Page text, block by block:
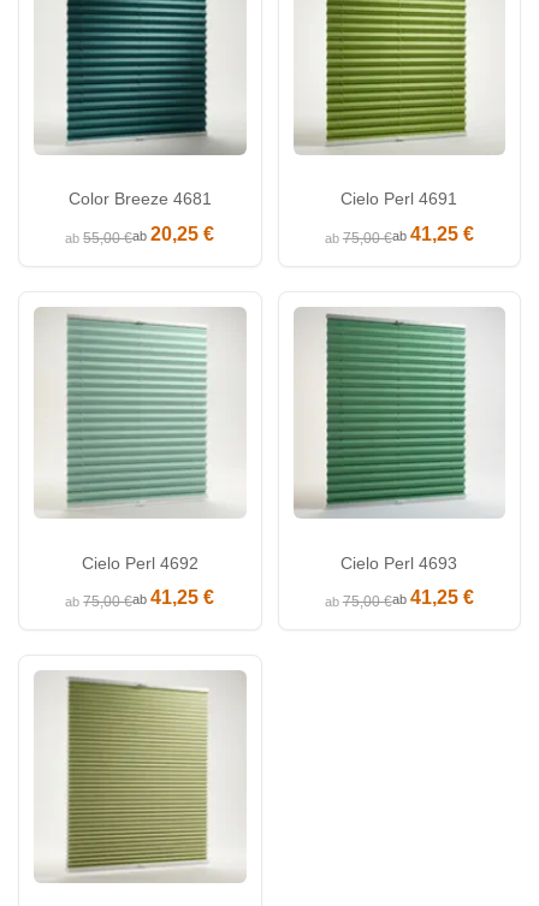
Color Breeze 4681
ab55,00 €ab20,25 €
Cielo Perl 4691
ab75,00 €ab 41,25 €
Cielo Perl 4692
ab75,00 €ab41,25 €
Cielo Perl 4693
ab75,00 €ab 41,25 €